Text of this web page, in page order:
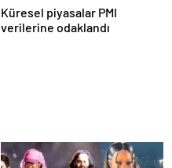
Küresel piyasalar PMI
verilerine odaklandı